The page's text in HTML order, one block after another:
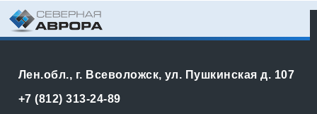
Лен.обл., г. Всеволожск, ул. Пушкинская д. 107
+7 (812) 313-24-89